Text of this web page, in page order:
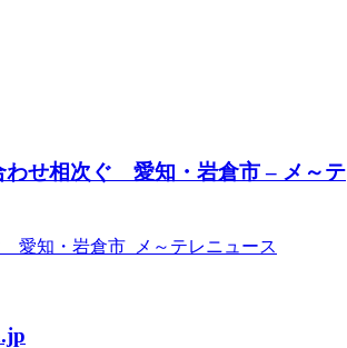
わせ相次ぐ 愛知・岩倉市 – メ～テ
愛知・岩倉市 メ～テレニュース